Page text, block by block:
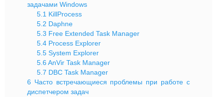
задачами Windows
5.1 KillProcess
5.2 Daphne
5.3 Free Extended Task Manager
5.4 Process Explorer
5.5 System Explorer
5.6 AnVir Task Manager
5.7 DBC Task Manager
6 Часто встречающиеся проблемы при работе с
диспетчером задач